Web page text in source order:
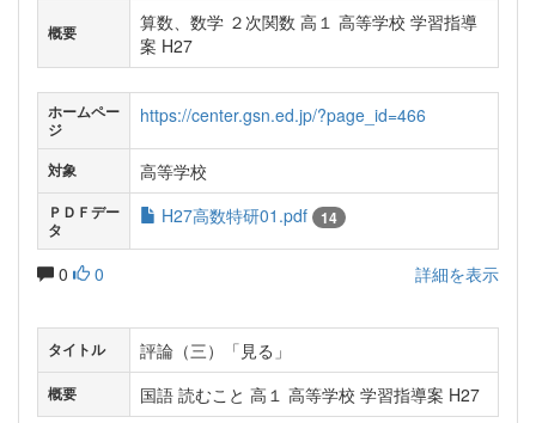
概要
算数、数学 ２次関数 高１ 高等学校 学習指導
案 H27
ホームペー
ジ
https://center.gsn.ed.jp/?page_id=466
対象 高等学校
ＰＤＦデー
タ
H27高数特研01.pdf 14
0 0 詳細を表示
タイトル 評論（三）「見る」
概要 国語 読むこと 高１ 高等学校 学習指導案 H27